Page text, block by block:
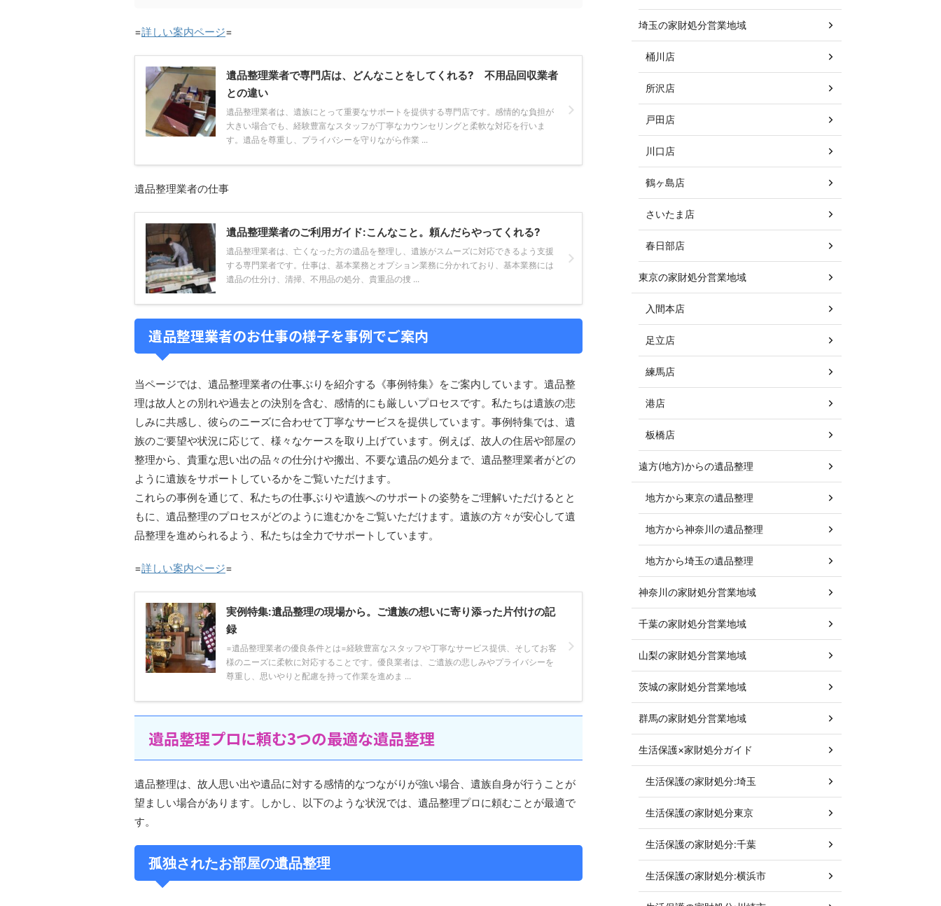
=詳しい案内ページ=
遺品整理業者で専門店は、どんなことをしてくれる? 不用品回収業者
との違い
遺品整理業者は、遺族にとって重要なサポートを提供する専門店です。感情的な負担が
大きい場合でも、経験豊富なスタッフが丁寧なカウンセリングと柔軟な対応を行いま
す。遺品を尊重し、プライバシーを守りながら作業 ...
遺品整理業者の仕事
遺品整理業者のご利用ガイド:こんなこと。頼んだらやってくれる?
遺品整理業者は、亡くなった方の遺品を整理し、遺族がスムーズに対応できるよう支援
する専門業者です。仕事は、基本業務とオプション業務に分かれており、基本業務には
遺品の仕分け、清掃、不用品の処分、貴重品の捜 ...
遺品整理業者のお仕事の様子を事例でご案内
当ページでは、遺品整理業者の仕事ぶりを紹介する《事例特集》をご案内しています。遺品整
理は故人との別れや過去との決別を含む、感情的にも厳しいプロセスです。私たちは遺族の悲
しみに共感し、彼らのニーズに合わせて丁寧なサービスを提供しています。事例特集では、遺
族のご要望や状況に応じて、様々なケースを取り上げています。例えば、故人の住居や部屋の
整理から、貴重な思い出の品々の仕分けや搬出、不要な遺品の処分まで、遺品整理業者がどの
ように遺族をサポートしているかをご覧いただけます。
これらの事例を通じて、私たちの仕事ぶりや遺族へのサポートの姿勢をご理解いただけるとと
もに、遺品整理のプロセスがどのように進むかをご覧いただけます。遺族の方々が安心して遺
品整理を進められるよう、私たちは全力でサポートしています。
=詳しい案内ページ=
実例特集:遺品整理の現場から。ご遺族の想いに寄り添った片付けの記
録
=遺品整理業者の優良条件とは=経験豊富なスタッフや丁寧なサービス提供、そしてお客
様のニーズに柔軟に対応することです。優良業者は、ご遺族の悲しみやプライバシーを
尊重し、思いやりと配慮を持って作業を進めま ...
遺品整理プロに頼む3つの最適な遺品整理
遺品整理は、故人思い出や遺品に対する感情的なつながりが強い場合、遺族自身が行うことが
望ましい場合があります。しかし、以下のような状況では、遺品整理プロに頼むことが最適で
す。
孤独されたお部屋の遺品整理
埼玉の家財処分営業地域
桶川店
所沢店
戸田店
川口店
鶴ヶ島店
さいたま店
春日部店
東京の家財処分営業地域
入間本店
足立店
練馬店
港店
板橋店
遠方(地方)からの遺品整理
地方から東京の遺品整理
地方から神奈川の遺品整理
地方から埼玉の遺品整理
神奈川の家財処分営業地域
千葉の家財処分営業地域
山梨の家財処分営業地域
茨城の家財処分営業地域
群馬の家財処分営業地域
生活保護×家財処分ガイド
生活保護の家財処分:埼玉
生活保護の家財処分東京
生活保護の家財処分:千葉
生活保護の家財処分:横浜市